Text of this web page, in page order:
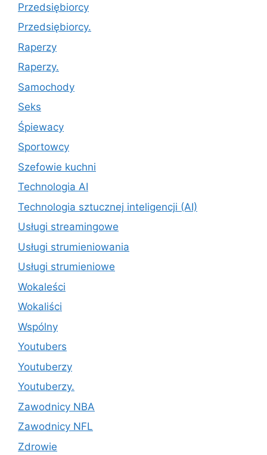
Przedsiębiorcy
Przedsiębiorcy.
Raperzy
Raperzy.
Samochody
Seks
Śpiewacy
Sportowcy
Szefowie kuchni
Technologia AI
Technologia sztucznej inteligencji (AI)
Usługi streamingowe
Usługi strumieniowania
Usługi strumieniowe
Wokaleści
Wokaliści
Wspólny
Youtubers
Youtuberzy
Youtuberzy.
Zawodnicy NBA
Zawodnicy NFL
Zdrowie